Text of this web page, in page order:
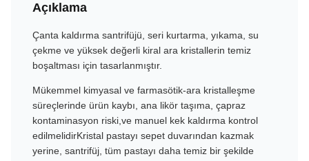
Açıklama
Çanta kaldırma santrifüjü, seri kurtarma, yıkama, su
çekme ve yüksek değerli kiral ara kristallerin temiz
boşaltması için tasarlanmıştır.
Mükemmel kimyasal ve farmasötik-ara kristalleşme
süreçlerinde ürün kaybı, ana likör taşıma, çapraz
kontaminasyon riski,ve manuel kek kaldırma kontrol
edilmelidirKristal pastayı sepet duvarından kazmak
yerine, santrifüj, tüm pastayı daha temiz bir şekilde